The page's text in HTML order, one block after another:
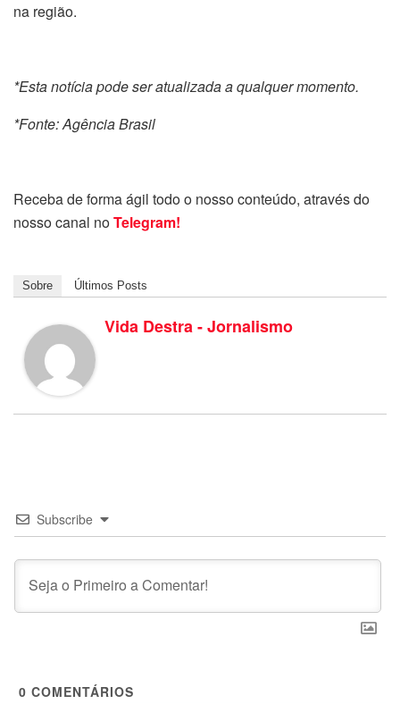
na região.
*Esta notícia pode ser atualizada a qualquer momento.
*Fonte: Agência Brasil
Receba de forma ágil todo o nosso conteúdo, através do
nosso canal noTelegram!
Sobre Últimos Posts
Vida Destra - Jornalismo
Subscribe
0 COMENTÁRIOS